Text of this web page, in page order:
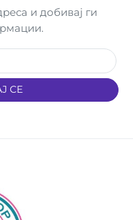
и добивај ги
СЕ